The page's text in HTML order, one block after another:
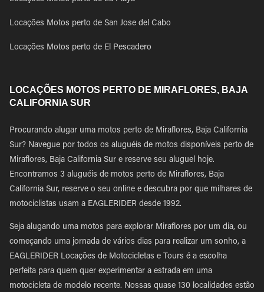
Locações Motos perto de San Jose del Cabo
Locações Motos perto de El Pescadero
LOCAÇÕES MOTOS PERTO DE MIRAFLORES, BAJA
CALIFORNIA SUR
Procurando alugar uma motos perto de Miraflores, Baja California
Sur? Navegue por todos os aluguéis de motos disponíveis perto de
Miraflores, Baja California Sur e reserve seu aluguel hoje.
Encontramos 3 aluguéis de motos perto de Miraflores, Baja
California Sur, reserve o seu online e descubra por que milhares de
motociclistas usam a EAGLERIDER desde 1992.
Seja alugando uma motos para explorar Miraflores por um dia, ou
começando uma jornada de vários dias para realizar um sonho, a
EAGLERIDER Locações de Motocicletas e Tours é a escolha
perfeita para quem quer experimentar a estrada em uma
motocicleta de modelo recente. Nossas quase 130 localidades estão